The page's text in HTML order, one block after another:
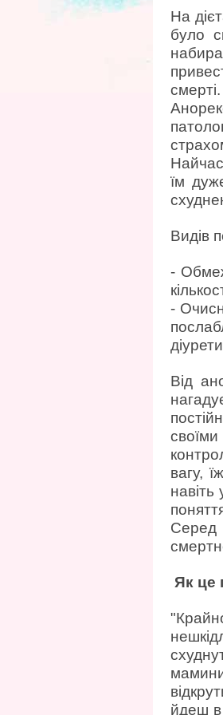
На
було
смерті.
їм
Видів
-
-
Від
вагу,
Серед
Як це
йдеш в